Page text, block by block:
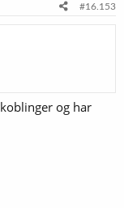
#16.153
og har